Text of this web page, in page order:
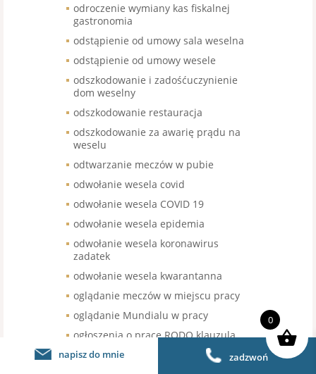
odroczenie wymiany kas fiskalnej
gastronomia
odstąpienie od umowy sala weselna
odstąpienie od umowy wesele
odszkodowanie i zadośćuczynienie
dom weselny
odszkodowanie restauracja
odszkodowanie za awarię prądu na
weselu
odtwarzanie meczów w pubie
odwołanie wesela covid
odwołanie wesela COVID 19
odwołanie wesela epidemia
odwołanie wesela koronawirus
zadatek
odwołanie wesela kwarantanna
oglądanie meczów w miejscu pracy
oglądanie Mundialu w pracy
ogłoszenia o pracę RODO klauzula
ogródki letnie
napisz do mnie zadzwoń
0